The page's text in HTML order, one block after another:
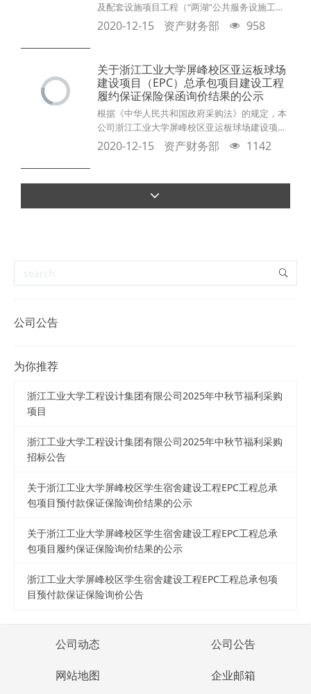
及配套设施项目工程（“两湖”公共服务设施工
程）-明星湖部分设计采购施工（EPC）总承包2
保证金额39.640966万元3报名截止时间2020 年
险条款审查5保险到期日2021年12月15日6投标人
资格资料1.提供有效营业执照复印件；2.提供具
有履行保证保险合同所必须的资金实力和能力的
证明材料；3.履约保证保
2020-12-15 资产财务部 958
关于浙江工业大学屏峰校区亚运板球场
建设项目（EPC）总承包项目建设工程
履约保证保险保函询价结果的公示
根据《中华人民共和国政府采购法》的规定，本
公司浙江工业大学屏峰校区亚运板球场建设项目
（EPC）总承包项目询价工作已经结束，经综合
评定，项目保证保险公司已经确定，现将询价结
股份有限公司浙江分公司报价总金额：人民币贰
万陆仟肆佰壹拾捌元壹角贰分（¥26418.12）询
价结果将公示三日，如有疑问，请致电0571-
2020-12-15 资产财务部 1142
公司公告
为你推荐
浙江工业大学工程设计集团有限公司2025年中秋节福利采购
项目
浙江工业大学工程设计集团有限公司2025年中秋节福利采购
招标公告
关于浙江工业大学屏峰校区学生宿舍建设工程EPC工程总承
包项目预付款保证保险询价结果的公示
关于浙江工业大学屏峰校区学生宿舍建设工程EPC工程总承
包项目履约保证保险询价结果的公示
浙江工业大学屏峰校区学生宿舍建设工程EPC工程总承包项
目预付款保证保险询价公告
公司动态 公司公告
网站地图 企业邮箱